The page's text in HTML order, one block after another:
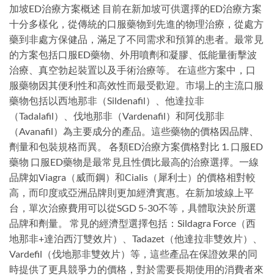
加坡ED治療方案概述 目前在新加坡可供選擇的ED治療方案
十分多樣化，從傳統的口服藥物到先進的物理治療，從處方
藥到非處方保健品，滿足了不同需求和預算的患者。最常見
的方案包括口服ED藥物、外用噴劑和凝膠、低能量衝擊波
治療、真空勃起裝置以及手術治療等。 在這些方案中，口
服藥物因其便利性和高效性而最受歡迎。市場上的主流口服
藥物包括以西地那非（Sildenafil）、他達拉非
（Tadalafil）、伐地那非（Vardenafil）和阿伐那非
（Avanafil）為主要成分的產品。這些藥物的價格因品牌、
劑量和包裝規格而異。 各類ED治療方案價格對比 1. 口服ED
藥物 口服ED藥物是最常見且性價比最高的治療選擇。一線
品牌如Viagra（威而鋼）和Cialis（犀利士）的價格相對較
高，而印度或亞洲品牌則更加經濟實惠。在新加坡線上平
台，單次治療費用可以從SGD 5-30不等，具體取決於所選
品牌和劑量。 常見的經濟型選擇包括：Sildagra Force（西
地那非+達泊西汀雙效片）、Tadazet（他達拉非雙效片）、
Vardefil（伐地那非雙效片）等，這些產品在保證效果的同
時提供了更具競爭力的價格，對於需要長期使用的消費者來